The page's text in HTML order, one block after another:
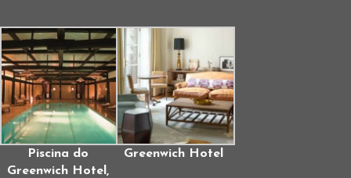
Piscina do
Greenwich Hotel,
Greenwich Hotel